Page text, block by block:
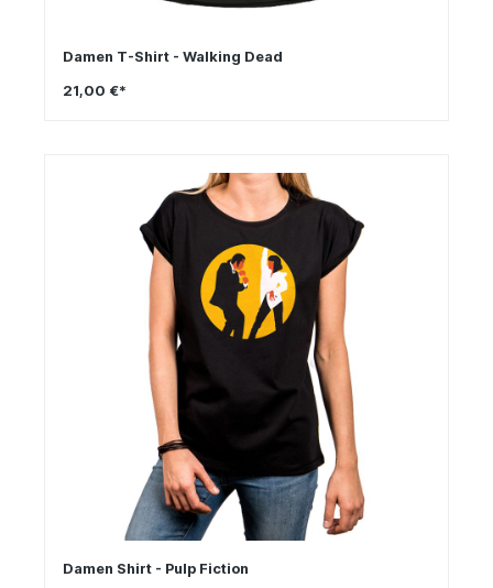
Damen T-Shirt - Walking Dead
21,00 €*
Damen Shirt - Pulp Fiction